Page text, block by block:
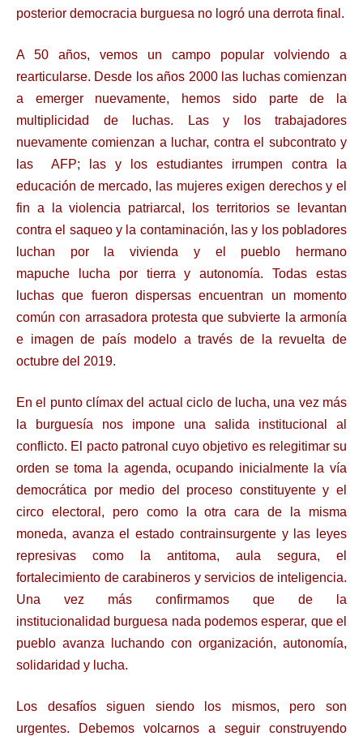
posterior democracia burguesa no logró una derrota final.
A 50 años, vemos un campo popular volviendo a
rearticularse. Desde los años 2000 las luchas comienzan
a emerger nuevamente, hemos sido parte de la
multiplicidad de
luchas. Las y los trabajadores
nuevamente comienzan a luchar, contra el subcontrato y
las AFP; las y los estudiantes irrumpen contra la
educación de mercado, las mujeres exigen derechos y el
fin a la violencia patriarcal, los territorios se levantan
contra el saqueo y la contaminación, las y los pobladores
luchan por la vivienda y el pueblo hermano
mapuche
lucha por tierra y autonomía. Todas estas
luchas que fueron dispersas encuentran un momento
común con arrasadora protesta que subvierte la armonía
e imagen de país modelo a través de la revuelta de
octubre del 2019.
En el punto clímax del actual ciclo de lucha, una vez más
la burguesía nos impone una salida institucional al
conflicto. El pacto patronal cuyo objetivo es relegitimar su
orden se toma la agenda, ocupando inicialmente la vía
democrática por medio del proceso constituyente y el
circo electoral, pero como la otra cara de la misma
moneda, avanza el estado contrainsurgente y las leyes
represivas como la antitoma, aula segura, el
fortalecimiento de carabineros y servicios de inteligencia.
Una vez más confirmamos que de la
institucionalidad burguesa nada podemos esperar, que el
pueblo avanza luchando con organización, autonomía,
solidaridad y lucha.
Los desafíos siguen siendo los mismos, pero son
urgentes. Debemos volcarnos a seguir construyendo